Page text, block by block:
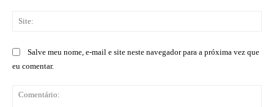
Salve meu nome, e-mail e site neste navegador para a próxima vez que
eu comentar.